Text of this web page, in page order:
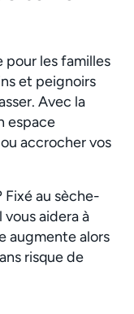
pour les familles
et peignoirs
Avec la
espace
accrocher vos
Fixé au sèche-
aidera à
augmente alors
risque de